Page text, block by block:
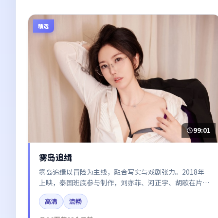
精选
99:01
雾岛追缉
雾岛追缉以冒险为主线，融合写实与戏剧张力。2018年
上映，泰国班底参与制作，刘亦菲、河正宇、胡歌在片中
呈现细腻表演，影像风格统一，配乐与剪辑强化了情绪曲
线。
高清
流畅